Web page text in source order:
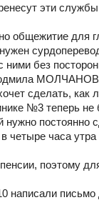
эти
общежитие для
без
сделать,
№3 теперь
постоянно
четыре часа
поэтому
письмо